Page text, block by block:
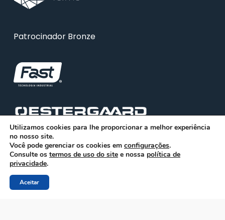
Patrocinador Bronze
© 2026 ABRA. Associação Brasileira de Reciclagem
Utilizamos cookies para lhe proporcionar a melhor experiência
no nosso site.
Você pode gerenciar os cookies em configurações.
Consulte os termos de uso do site e nossa política de
privacidade.
Aceitar